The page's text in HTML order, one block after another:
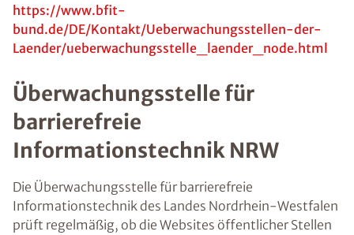
https://www.bfit-
bund.de/DE/Kontakt/Ueberwachungsstellen-der-
Laender/ueberwachungsstelle_laender_node.html
Überwachungsstelle für
barrierefreie
Informationstechnik NRW
Die Überwachungsstelle für barrierefreie
Informationstechnik des Landes Nordrhein-Westfalen
prüft regelmäßig, ob die Websites öffentlicher Stellen